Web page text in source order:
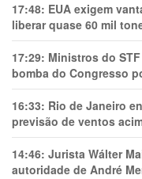
17:48: EUA exigem
liberar quase 60 mil
17:29: Ministros do
bomba do Congresso
16:33: Rio de Janeiro
previsão de ventos
14:46: Jurista Wálter
autoridade de André